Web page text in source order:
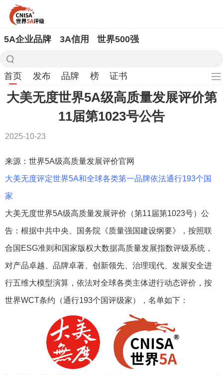
5A企业品牌 3A信用 世界500强
首页 发布 品牌 榜 证书
大美无度世界5A级高质量发展评价第
11届第1023号公告
2025-10-23
来源：世界5A级高质量发展评价官网
大美无度评定世界5A和全球各类第一品牌依法通行193个国
家
大美无度世界5A级高质量发展评价（第11届第1023号）公
告：根据中共中央、国务院《质量强国建设纲要》，按照联
合国ESG准则和国家版权大数据高质量发展指数评级系统，
对产品卓越、品牌卓著、创新领先、治理现代、发展安全进
行五维大模型演算，依法对全球各类主体进行动态评价，按
世界WCT条约（通行193个国评级家），名单如下：